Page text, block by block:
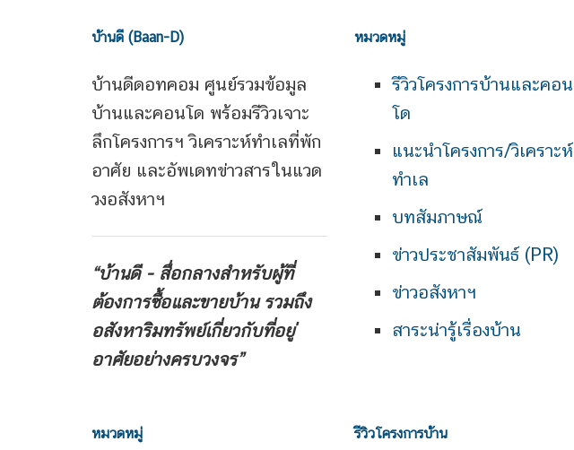
บ้านดี (Baan-D)
บ้านดีดอทคอม ศูนย์รวมข้อมูล
บ้านและคอนโด พร้อมรีวิวเจาะ
ลึกโครงการฯ วิเคราะห์ทำเลที่พัก
อาศัย และอัพเดทข่าวสารในแวด
วงอสังหาฯ
“บ้านดี - สื่อกลางสำหรับผู้ที่
ต้องการซื้อและขายบ้าน รวมถึง
อสังหาริมทรัพย์เกี่ยวกับที่อยู่
อาศัยอย่างครบวงจร”
หมวดหมู่
รีวิวโครงการบ้านและคอน
โด
แนะนำโครงการ/วิเคราะห์
ทำเล
บทสัมภาษณ์
ข่าวประชาสัมพันธ์ (PR)
ข่าวอสังหาฯ
สาระน่ารู้เรื่องบ้าน
หมวดหมู่ รีวิวโครงการบ้าน